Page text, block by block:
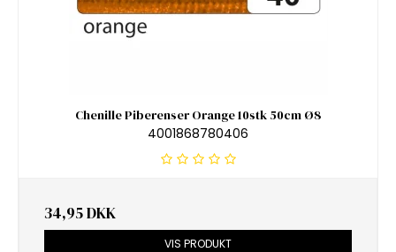
Chenille Piberenser Orange 10stk 50cm Ø8
4001868780406
34,95 DKK
VIS PRODUKT